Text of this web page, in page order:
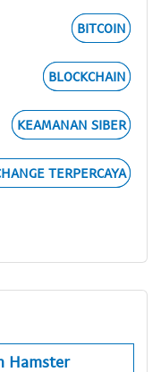
BITCOIN
BLOCKCHAIN
KEAMANAN SIBER
TERPERCAYA
Hamster